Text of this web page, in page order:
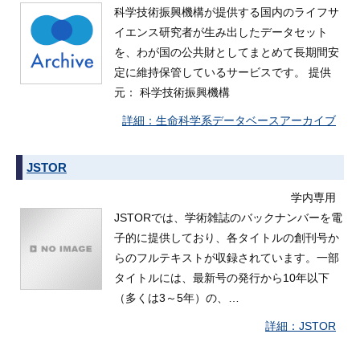
科学技術振興機構が提供する国内のライフサ
イエンス研究者が生み出したデータセット
を、わが国の公共財としてまとめて長期間安
定に維持保管しているサービスです。 提供
元： 科学技術振興機構
生命科学系データベースアーカイブ
JSTOR
学内専用
JSTORでは、学術雑誌のバックナンバーを電
子的に提供しており、各タイトルの創刊号か
らのフルテキストが収録されています。一部
タイトルには、最新号の発行から10年以下
（多くは3～5年）の、…
JSTOR